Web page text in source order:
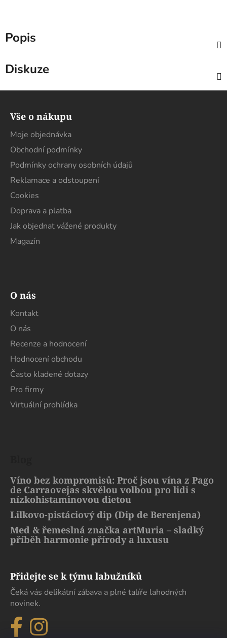
Popis
Diskuze
Vše o nákupu
Moje objednávka
Obchodní podmínky
Podmínky ochrany osobních údajů
Reklamace a odstoupení
Cookies
Doprava a platba
Jak objednat vážené produkty
Magazín
O nás
Kontakt
O nás
Recenze a hodnocení
Hodnocení obchodu
Často kladené dotazy
Pro firmy
Virtuální prohlídka
Víno bez kompromisů: Proč jsou vína z Pago
de Carraovejas skvělou volbou pro lidi s
nízkohistaminovou dietou
Lilkovo-pistáciový dip (Dip de Berenjena)
Med & řemeslná značka artMuria – sladký
příběh harmonie přírody a luxusu
Přidejte se k týmu labužníků
Čeká vás delikátní zábava a plné talíře lahodných
novinek.